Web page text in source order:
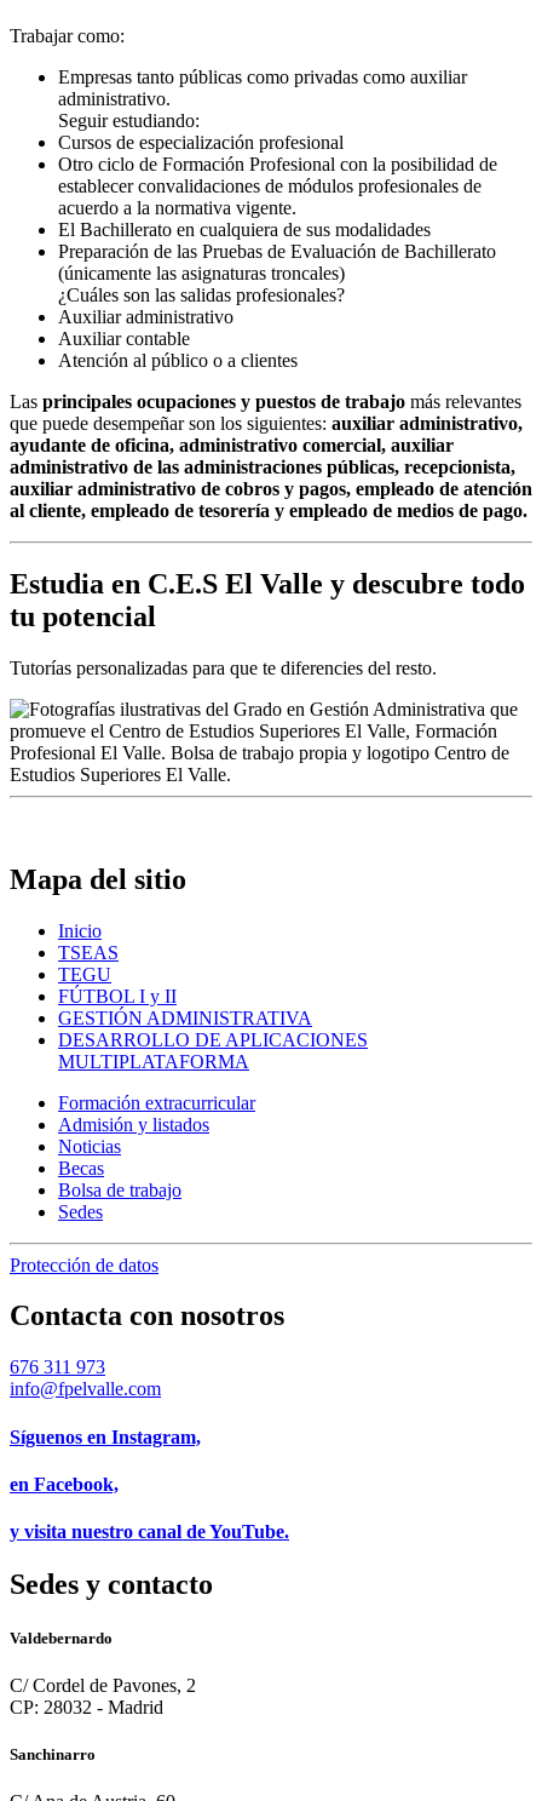
Trabajar como:
Empresas tanto públicas como privadas como auxiliar
administrativo.
Seguir estudiando:
Cursos de especialización profesional
Otro ciclo de Formación Profesional con la posibilidad de
establecer convalidaciones de módulos profesionales de
acuerdo a la normativa vigente.
El Bachillerato en cualquiera de sus modalidades
Preparación de las Pruebas de Evaluación de Bachillerato
(únicamente las asignaturas troncales)
¿Cuáles son las salidas profesionales?
Auxiliar administrativo
Auxiliar contable
Atención al público o a clientes
Las principales ocupaciones y puestos de trabajo más relevantes
que puede desempeñar son los siguientes: auxiliar administrativo,
ayudante de oficina, administrativo comercial, auxiliar
administrativo de las administraciones públicas, recepcionista,
auxiliar administrativo de cobros y pagos, empleado de atención
al cliente, empleado de tesorería y empleado de medios de pago.
Estudia en C.E.S El Valle y descubre todo
tu potencial
Tutorías personalizadas para que te diferencies del resto.
Mapa del sitio
Inicio
TSEAS
TEGU
FÚTBOL I y II
GESTIÓN ADMINISTRATIVA
DESARROLLO DE APLICACIONES
MULTIPLATAFORMA
Formación extracurricular
Admisión y listados
Noticias
Becas
Bolsa de trabajo
Sedes
Protección de datos
Contacta con nosotros
676 311 973
info@fpelvalle.com
Síguenos en Instagram,
en Facebook,
y visita nuestro canal de YouTube.
Sedes y contacto
Valdebernardo
C/ Cordel de Pavones, 2
CP: 28032 - Madrid
Sanchinarro